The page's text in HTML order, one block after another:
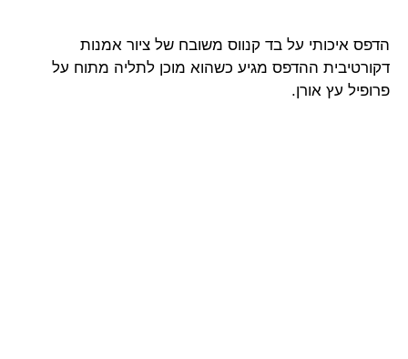
הדפס איכותי על בד קנווס משובח של ציור אמנות
דקורטיבית ההדפס מגיע כשהוא מוכן לתליה מתוח על
פרופיל עץ אורן.